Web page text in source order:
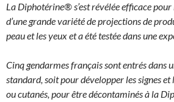
La Diphotérine® s’est révélée efficace
d’une grande variété de projections de
peau et les yeux et a été testée dans une
Cinq gendarmes français sont entrés dans
standard, soit pour développer les signes
ou cutanés, pour être décontaminés à la